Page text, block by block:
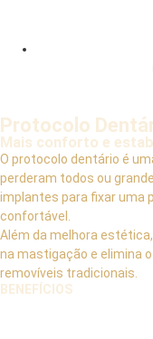
Protocolo
Mais conforto e
O protocolo dentário é
perderam todos ou
implantes para fixar uma
confortável.
Além da melhora
na mastigação e elimina
removíveis tradicionais.
BENEFÍCIOS